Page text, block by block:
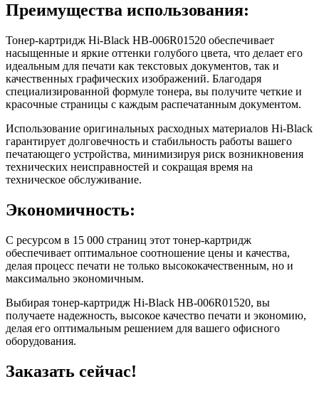
Преимущества использования:
Тонер-картридж Hi-Black HB-006R01520 обеспечивает
насыщенные и яркие оттенки голубого цвета, что делает его
идеальным для печати как текстовых документов, так и
качественных графических изображений. Благодаря
специализированной формуле тонера, вы получите четкие и
красочные страницы с каждым распечатанным документом.
Использование оригинальных расходных материалов Hi-Black
гарантирует долговечность и стабильность работы вашего
печатающего устройства, минимизируя риск возникновения
технических неисправностей и сокращая время на
техническое обслуживание.
Экономичность:
С ресурсом в 15 000 страниц этот тонер-картридж
обеспечивает оптимальное соотношение цены и качества,
делая процесс печати не только высококачественным, но и
максимально экономичным.
Выбирая тонер-картридж Hi-Black HB-006R01520, вы
получаете надежность, высокое качество печати и экономию,
делая его оптимальным решением для вашего офисного
оборудования.
Заказать сейчас!